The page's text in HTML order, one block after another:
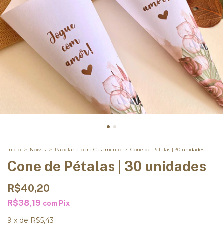
Início > Noivas > Papelaria para Casamento > Cone de Pétalas | 30 unidades
Cone de Pétalas | 30 unidades
R$40,20
R$38,19 com Pix
9 x de R$5,43